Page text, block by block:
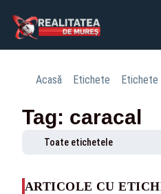
Acasă Etichete Etichete
Tag: caracal
Toate etichetele
ARTICOLE CU